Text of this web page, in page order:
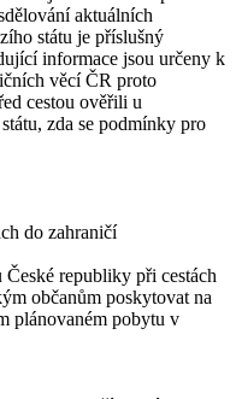
aktuálních
státu je příslušný
informace jsou určeny k
věcí ČR proto
cestou ověřili u
zda se podmínky pro
do zahraničí
republiky při cestách
občanům poskytovat na
plánovaném pobytu v